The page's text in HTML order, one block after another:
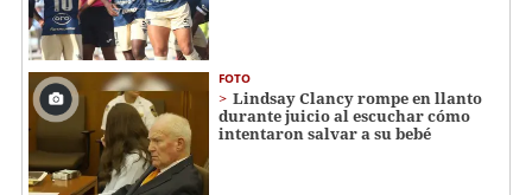
FOTO
Lindsay Clancy rompe en llanto
durante juicio al escuchar cómo
intentaron salvar a su bebé